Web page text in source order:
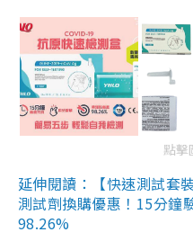
點擊
延伸閱讀：【快速測試套
測試劑換購優惠！15分鐘
98.26%